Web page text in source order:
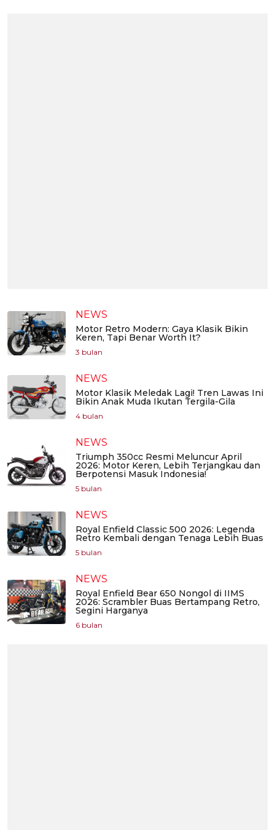
NEWS
Motor Retro Modern: Gaya Klasik Bikin
Keren, Tapi Benar Worth It?
3 bulan
NEWS
Motor Klasik Meledak Lagi! Tren Lawas Ini
Bikin Anak Muda Ikutan Tergila-Gila
4 bulan
NEWS
Triumph 350cc Resmi Meluncur April
2026: Motor Keren, Lebih Terjangkau dan
Berpotensi Masuk Indonesia!
5 bulan
NEWS
Royal Enfield Classic 500 2026: Legenda
Retro Kembali dengan Tenaga Lebih Buas
5 bulan
NEWS
Royal Enfield Bear 650 Nongol di IIMS
2026: Scrambler Buas Bertampang Retro,
Segini Harganya
6 bulan